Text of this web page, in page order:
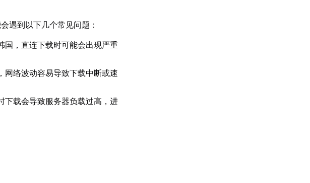
遇到以下几个常见问题：
国，直连下载时可能会出现严重
网络波动容易导致下载中断或速
下载会导致服务器负载过高，进